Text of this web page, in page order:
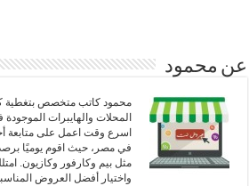
عن محمود
محمود كاتب متخصص بتغطية
المحلات والهايبرات
اسرع وقت اعمل على متابعة
في مصر، حيث اقوم يوميًا
مثل بيم وكارفور وكازيون.
واختيار أفضل العروض